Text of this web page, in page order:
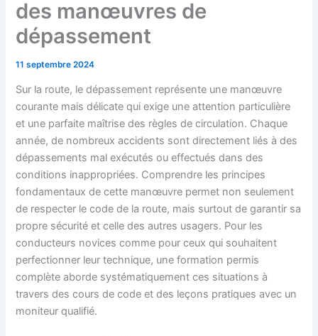
des manœuvres de
dépassement
11 septembre 2024
Sur la route, le dépassement représente une manœuvre
courante mais délicate qui exige une attention particulière
et une parfaite maîtrise des règles de circulation. Chaque
année, de nombreux accidents sont directement liés à des
dépassements mal exécutés ou effectués dans des
conditions inappropriées. Comprendre les principes
fondamentaux de cette manœuvre permet non seulement
de respecter le code de la route, mais surtout de garantir sa
propre sécurité et celle des autres usagers. Pour les
conducteurs novices comme pour ceux qui souhaitent
perfectionner leur technique, une formation permis
complète aborde systématiquement ces situations à
travers des cours de code et des leçons pratiques avec un
moniteur qualifié.